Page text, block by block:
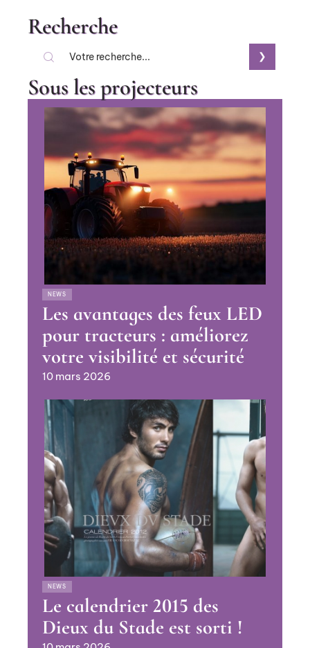
Recherche
Sous les projecteurs
NEWS
Les avantages des feux LED
pour tracteurs : améliorez
votre visibilité et sécurité
10 mars 2026
NEWS
Le calendrier 2015 des
Dieux du Stade est sorti !